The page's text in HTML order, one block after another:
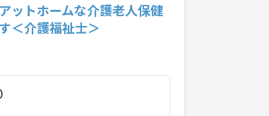
ットホームな介護老人保健
＜介護福祉士＞